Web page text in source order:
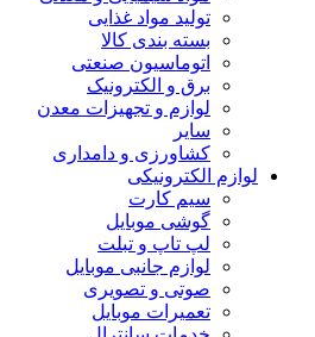
تولید مواد غذایی
بسته بندی کالا
اتوماسیون صنعتی
برق و الکترونیک
لوازم و تجهیزات معدن
سایر
کشاورزی و دامداری
لوازم الکترونیکی
سیم کارت
گوشی موبایل
لپ تاپ و تبلت
لوازم جانبی موبایل
صوتی و تصویری
تعمیرات موبایل